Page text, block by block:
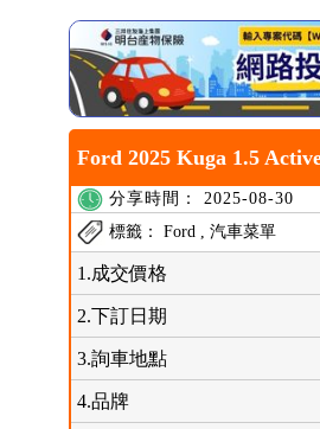
Ford 2025 Kuga 1.5
分享時間： 2025-08-30
標籤： Ford , 汽車菜單
1.成交價格
2.下訂日期
3.詢車地點
4.品牌